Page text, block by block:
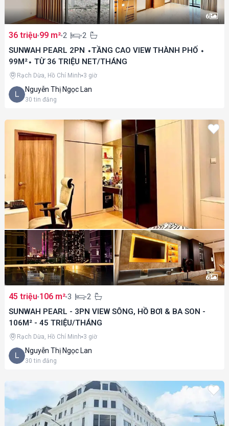
6
36 triệu 99 m² 2
2
SUNWAH PEARL 2PN ⬩TẦNG CAO VIEW THÀNH PHỐ ⬩
99M²⬩ TỪ 36 TRIỆU NET/THÁNG
Nguyễn Thị Ngọc Lan
30 tin đăng
Rạch Dừa, Hồ Chí Minh 3 giờ
6
45 triệu 106 m² 3
2
SUNWAH PEARL - 3PN VIEW SÔNG, HỒ BƠI & BA SON -
106M² - 45 TRIỆU/THÁNG
Nguyễn Thị Ngọc Lan
30 tin đăng
Rạch Dừa, Hồ Chí Minh 3 giờ